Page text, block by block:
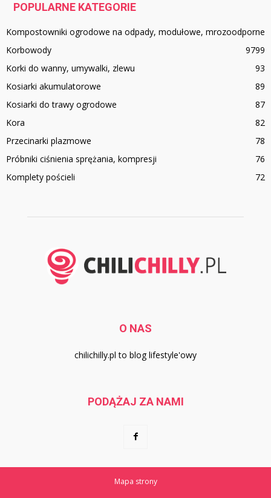
POPULARNE KATEGORIE
Kompostowniki ogrodowe na odpady, modułowe, mrozoodporne
99
Korbowody
97
Korki do wanny, umywalki, zlewu
93
Kosiarki akumulatorowe
89
Kosiarki do trawy ogrodowe
87
Kora
82
Przecinarki plazmowe
78
Próbniki ciśnienia sprężania, kompresji
76
Komplety pościeli
72
O NAS
chilichilly.pl to blog lifestyle'owy
PODĄŻAJ ZA NAMI
Mapa strony